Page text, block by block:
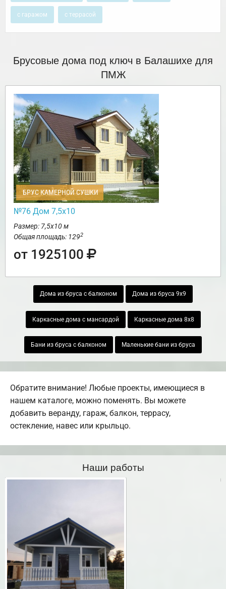
с гаражом с террасой
Брусовые дома под ключ в Балашихе для
ПМЖ
БРУС КАМЕРНОЙ СУШКИ
№76 Дом 7,5х10
Размер: 7,5х10 м
Общая площадь: 1292
от 1925100
Дома из бруса с балконом Дома из бруса 9х9
Каркасные дома с мансардой Каркасные дома 8х8
Бани из бруса с балконом Маленькие бани из бруса
Обратите внимание! Любые проекты, имеющиеся в
нашем каталоге, можно поменять. Вы можете
добавить веранду, гараж, балкон, террасу,
остекление, навес или крыльцо.
Наши работы